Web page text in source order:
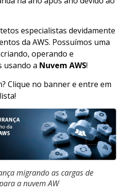
especialistas devidamente
da AWS. Possuímos uma
operando e
usando a Nuvem AWS!
Clique no banner e entre em
migrando as cargas de
a nuvem AW